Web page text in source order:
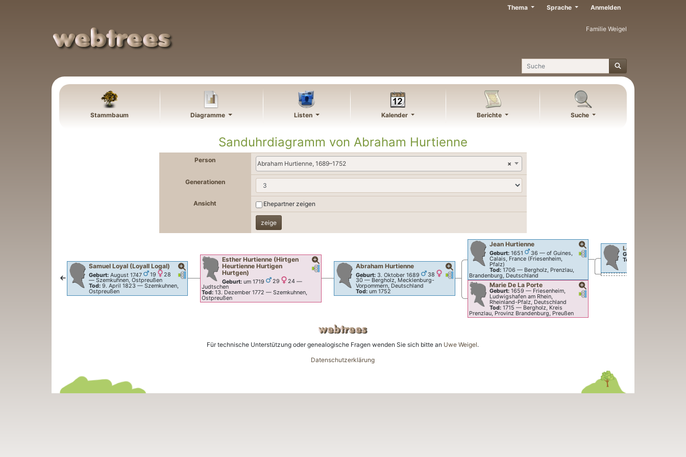
Familie Weigel
Suche
Thema Sprache Anmelden
Stammbaum Diagramme Listen Kalender Berichte Suche
Sanduhrdiagramm von Abraham Hurtienne
Person ×
Abraham Hurtienne, 1689–1752
Generationen
Ansicht Ehepartner zeigen
Verknüpfungen
Verknüpfungen
Samuel Loyal (Loyall Logal)
Geburt: August 1747 19
28
— Szemkuhnen, Ostpreußen
Tod: 9. April 1823 — Szemkuhnen,
Ostpreußen
Verknüpfungen
Verknüpfungen
EstherHurtienne (Hirtgen
Heurtienne Hurtigen
Hurtgen)
Geburt: um 1719 29 24—
Judtschen
Tod: 13. Dezember 1772 —Szemkuhnen,
Ostpreußen
Verknüpfungen
Verknüpfungen
Abraham Hurtienne
Geburt: 3. Oktober 1689
38
30 — Bergholz, Mecklenburg-
Vorpommern, Deutschland
Tod: um 1752
Verknüpfungen
Verknüpfungen
Jean Hurtienne
Geburt: 1651 36 —of Guines,
Calais, France (Friesenheim,
Pfalz)
Tod: 1706 — Bergholz, Prenzlau,
Brandenburg, Deutschland
Louis
Geburt:
Tod:
Verknüpfungen
Verknüpfungen
Marie De La Porte
Geburt: 1659 — Friesenheim,
Ludwigshafen am Rhein,
Rheinland-Pfalz, Deutschland
Tod: 1715 — Bergholz, Kreis
Prenzlau, Provinz Brandenburg, Preußen
Für technische Unterstützung oder genealogische Fragen wenden Sie sich bitte an Uwe Weigel.
Datenschutzerklärung